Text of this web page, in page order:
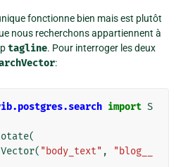
fonctionne bien mais est plutôt
nous recherchons appartiennent à
tagline. Pour interroger les deux
:
import S
(
( "body_text" ,
"blog__